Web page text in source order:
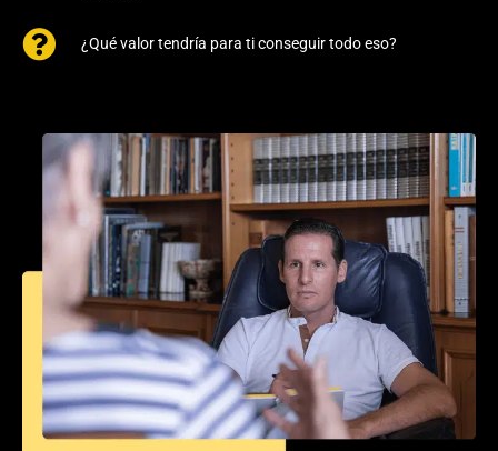
¿Qué valor tendría para ti conseguir todo eso?